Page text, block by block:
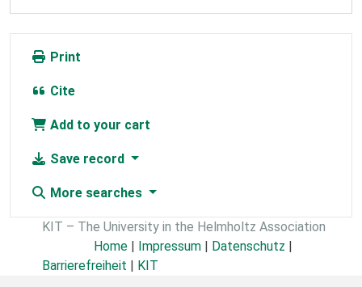
Print
Cite
Add to your cart
Save record
More searches
KIT – The University in the Helmholtz Association
Home | Impressum | Datenschutz |
Barrierefreiheit | KIT